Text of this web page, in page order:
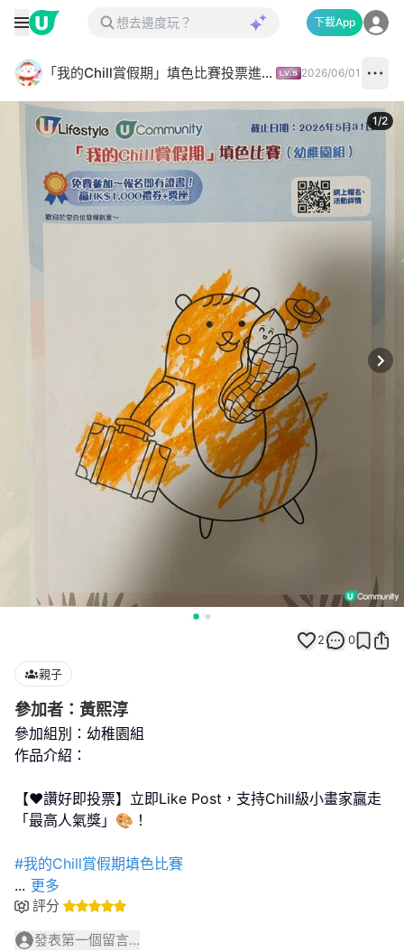
下載App
「我的Chill賞假期」填色比賽投票進行中✅ 2026/06/01
1/2
2 0
親子
參加者：黃熙淳
參加組別：幼稚園組
作品介紹：
【❤️讚好即投票】立即Like Post，支持Chill級小畫家贏走
「最高人氣獎」🎨！
#我的Chill賞假期填色比賽
... 更多
評分
發表第一個留言...